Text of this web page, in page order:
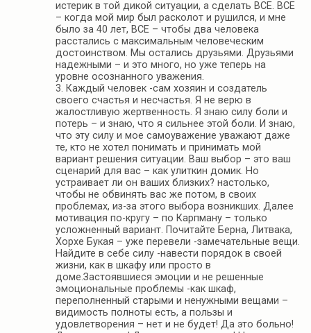
истерик в той дикой ситуации, а сделать ВСЕ. ВСЕ
– когда мой мир был расколот и рушился, и мне
было за 40 лет, ВСЕ – чтобы два человека
расстались с максимальным человеческим
достоинством. Мы остались друзьями. Друзьями
надежными – и это много, но уже теперь на
уровне осознанного уважения.
3. Каждый человек -сам хозяин и создатель
своего счастья и несчастья. Я не верю в
жалостливую жертвенность. Я знаю силу боли и
потерь – и знаю, что я сильнее этой боли. И знаю,
что эту силу и мое самоуважение уважают даже
те, кто не хотел понимать и принимать мой
вариант решения ситуации. Ваш выбор – это ваш
сценарий для вас – как улиткин домик. Но
устраивает ли он ваших близких? настолько,
чтобы не обвинять вас же потом, в своих
проблемах, из-за этого выбора возникших. Далее
мотивация по-кругу – по Карпману – только
усложненный вариант. Почитайте Берна, Литвака,
Хорхе Букая – уже перевели -замечательные вещи.
Найдите в себе силу -навести порядок в своей
жизни, как в шкафу или просто в
доме.Застоявшиеся эмоции и не решенные
эмоциональные проблемы -как шкаф,
переполненный старыми и ненужными вещами –
видимость полноты есть, а пользы и
удовлетворения – нет и не будет! Да это больно!